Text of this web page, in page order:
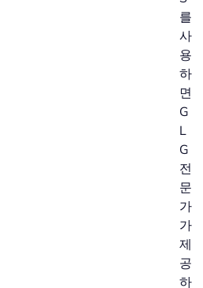
를
사
용
하
면
G
L
G
전
문
가
가
제
공
하